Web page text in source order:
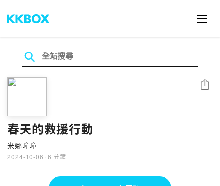
春天的救援行動
米娜曈曈
2024-10-06 · 6 分鐘
分享